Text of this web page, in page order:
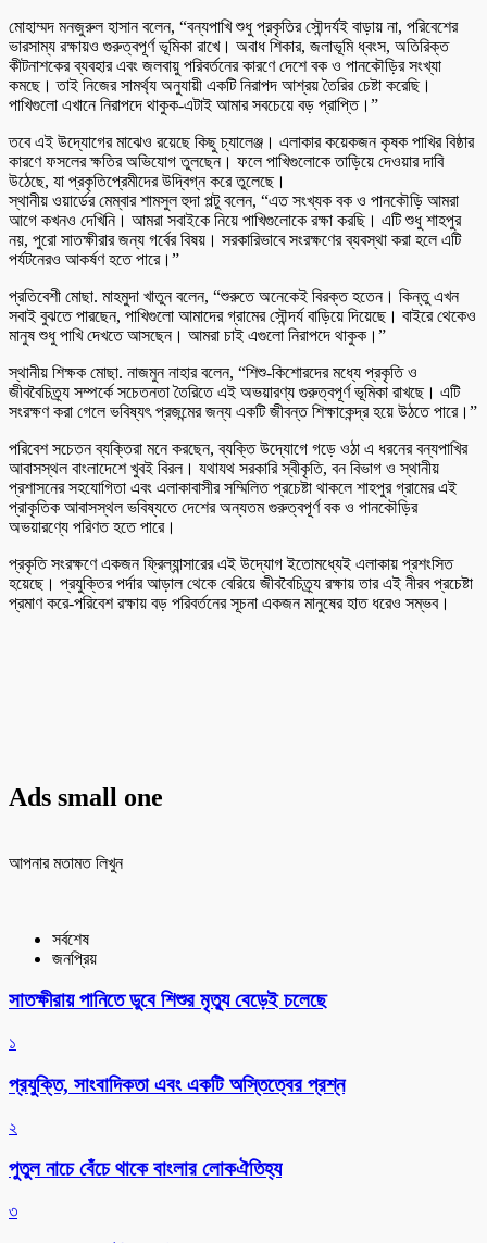
মোহাম্মদ মনজুরুল হাসান বলেন, “বন্যপাখি শুধু প্রকৃতির সৌন্দর্যই বাড়ায় না, পরিবেশের
ভারসাম্য রক্ষায়ও গুরুত্বপূর্ণ ভূমিকা রাখে। অবাধ শিকার, জলাভূমি ধ্বংস, অতিরিক্ত
কীটনাশকের ব্যবহার এবং জলবায়ু পরিবর্তনের কারণে দেশে বক ও পানকৌড়ির সংখ্যা
কমছে। তাই নিজের সামর্থ্য অনুযায়ী একটি নিরাপদ আশ্রয় তৈরির চেষ্টা করেছি।
পাখিগুলো এখানে নিরাপদে থাকুক-এটাই আমার সবচেয়ে বড় প্রাপ্তি।”
তবে এই উদ্যোগের মাঝেও রয়েছে কিছু চ্যালেঞ্জ। এলাকার কয়েকজন কৃষক পাখির বিষ্ঠার
কারণে ফসলের ক্ষতির অভিযোগ তুলছেন। ফলে পাখিগুলোকে তাড়িয়ে দেওয়ার দাবি
উঠেছে, যা প্রকৃতিপ্রেমীদের উদ্বিগ্ন করে তুলেছে।
স্থানীয় ওয়ার্ডের মেম্বার শামসুল হুদা পল্টু বলেন, “এত সংখ্যক বক ও পানকৌড়ি আমরা
আগে কখনও দেখিনি। আমরা সবাইকে নিয়ে পাখিগুলোকে রক্ষা করছি। এটি শুধু শাহপুর
নয়, পুরো সাতক্ষীরার জন্য গর্বের বিষয়। সরকারিভাবে সংরক্ষণের ব্যবস্থা করা হলে এটি
পর্যটনেরও আকর্ষণ হতে পারে।”
প্রতিবেশী মোছা. মাহমুদা খাতুন বলেন, “শুরুতে অনেকেই বিরক্ত হতেন। কিন্তু এখন
সবাই বুঝতে পারছেন, পাখিগুলো আমাদের গ্রামের সৌন্দর্য বাড়িয়ে দিয়েছে। বাইরে থেকেও
মানুষ শুধু পাখি দেখতে আসছেন। আমরা চাই এগুলো নিরাপদে থাকুক।”
স্থানীয় শিক্ষক মোছা. নাজমুন নাহার বলেন, “শিশু-কিশোরদের মধ্যে প্রকৃতি ও
জীববৈচিত্র্য সম্পর্কে সচেতনতা তৈরিতে এই অভয়ারণ্য গুরুত্বপূর্ণ ভূমিকা রাখছে। এটি
সংরক্ষণ করা গেলে ভবিষ্যৎ প্রজন্মের জন্য একটি জীবন্ত শিক্ষাকেন্দ্র হয়ে উঠতে পারে।”
পরিবেশ সচেতন ব্যক্তিরা মনে করছেন, ব্যক্তি উদ্যোগে গড়ে ওঠা এ ধরনের বন্যপাখির
আবাসস্থল বাংলাদেশে খুবই বিরল। যথাযথ সরকারি স্বীকৃতি, বন বিভাগ ও স্থানীয়
প্রশাসনের সহযোগিতা এবং এলাকাবাসীর সম্মিলিত প্রচেষ্টা থাকলে শাহপুর গ্রামের এই
প্রাকৃতিক আবাসস্থল ভবিষ্যতে দেশের অন্যতম গুরুত্বপূর্ণ বক ও পানকৌড়ির
অভয়ারণ্যে পরিণত হতে পারে।
প্রকৃতি সংরক্ষণে একজন ফ্রিল্যান্সারের এই উদ্যোগ ইতোমধ্যেই এলাকায় প্রশংসিত
হয়েছে। প্রযুক্তির পর্দার আড়াল থেকে বেরিয়ে জীববৈচিত্র্য রক্ষায় তার এই নীরব প্রচেষ্টা
প্রমাণ করে-পরিবেশ রক্ষায় বড় পরিবর্তনের সূচনা একজন মানুষের হাত ধরেও সম্ভব।
Ads small one
আপনার মতামত লিখুন
সর্বশেষ
জনপ্রিয়
সাতক্ষীরায় পানিতে ডুবে শিশুর মৃত্যু বেড়েই চলেছে
১
প্রযুক্তি, সাংবাদিকতা এবং একটি অস্তিত্বের প্রশ্ন
২
পুতুল নাচে বেঁচে থাকে বাংলার লোকঐতিহ্য
৩